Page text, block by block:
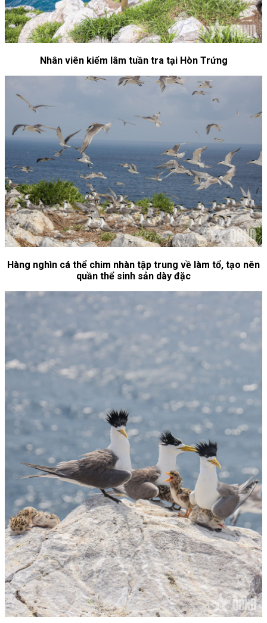
Nhân viên kiểm lâm tuần tra tại Hòn Trứng
Hàng nghìn cá thể chim nhàn tập trung về làm tổ, tạo nên
quần thể sinh sản dày đặc